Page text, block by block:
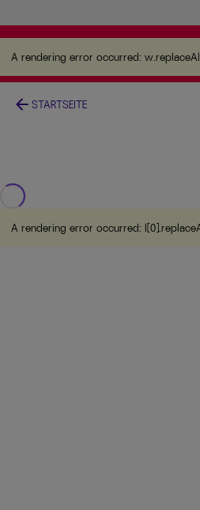
A rendering error occurred:
function.
A rendering error occurred:
arrow_back STARTSEITE
A rendering error occurred: